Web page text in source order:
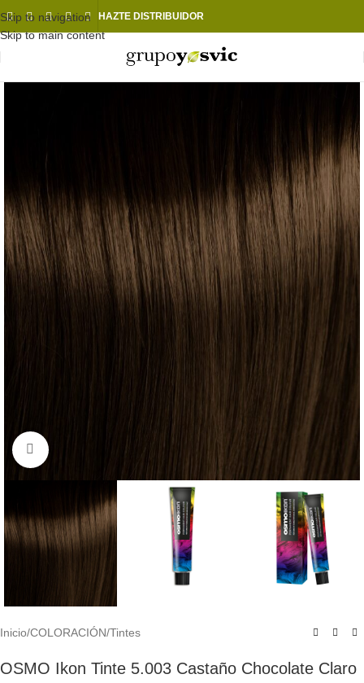
Skip to navigation
Skip to main content
HAZTE DISTRIBUIDOR
Click to enlarge
Inicio/COLORACIÓN/Tintes
OSMO Ikon Tinte 5.003 Castaño Chocolate Claro